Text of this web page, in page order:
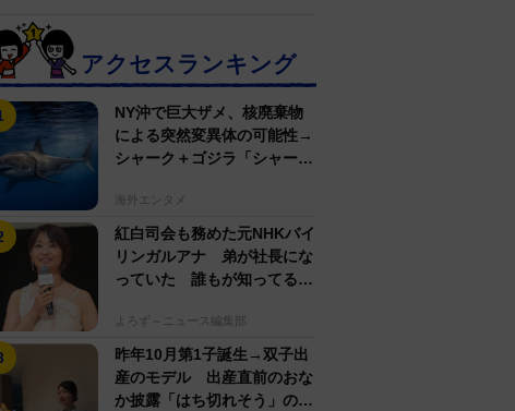
アクセスランキング
NY沖で巨大ザメ、核廃棄物
による突然変異体の可能性→
シャーク＋ゴジラ「シャーク
海外エンタメ
紅白司会も務めた元NHKバイ
リンガルアナ 弟が社長にな
っていた 誰もが知ってる有
よろず～ニュース編集部
昨年10月第1子誕生→双子出
産のモデル 出産直前のおな
か披露「はち切れそう」の